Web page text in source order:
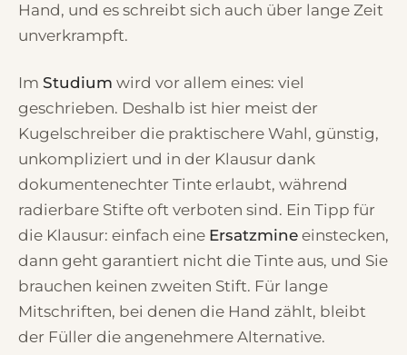
Hand, und es schreibt sich auch über lange Zeit
unverkrampft.
Im Studium wird vor allem eines: viel
geschrieben. Deshalb ist hier meist der
Kugelschreiber die praktischere Wahl, günstig,
unkompliziert und in der Klausur dank
dokumentenechter Tinte erlaubt, während
radierbare Stifte oft verboten sind. Ein Tipp für
die Klausur: einfach eine Ersatzmine einstecken,
dann geht garantiert nicht die Tinte aus, und Sie
brauchen keinen zweiten Stift. Für lange
Mitschriften, bei denen die Hand zählt, bleibt
der Füller die angenehmere Alternative.